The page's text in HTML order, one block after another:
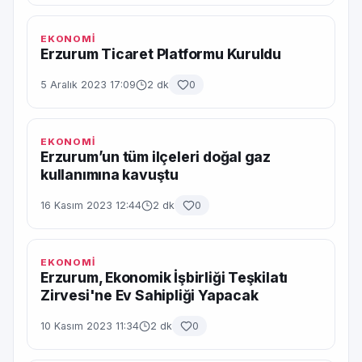
EKONOMİ
Erzurum Ticaret Platformu Kuruldu
5 Aralık 2023 17:09 2 dk 0
EKONOMİ
Erzurum’un tüm ilçeleri doğal gaz
kullanımına kavuştu
16 Kasım 2023 12:44 2 dk 0
EKONOMİ
Erzurum, Ekonomik İşbirliği Teşkilatı
Zirvesi'ne Ev Sahipliği Yapacak
10 Kasım 2023 11:34 2 dk 0